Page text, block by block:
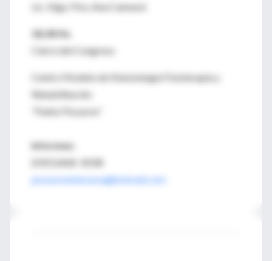
Lic. Klga. Ftra. Ana Cannavó
18,30 Hs.
Cierre del Congreso
Centro Modelo de Kinesiología Fisioterapia y
Rehabilitación
“Pablo Pizzurno”
Informes:
(0351)468- 8508
pizzurnointerarea@hotmail.com